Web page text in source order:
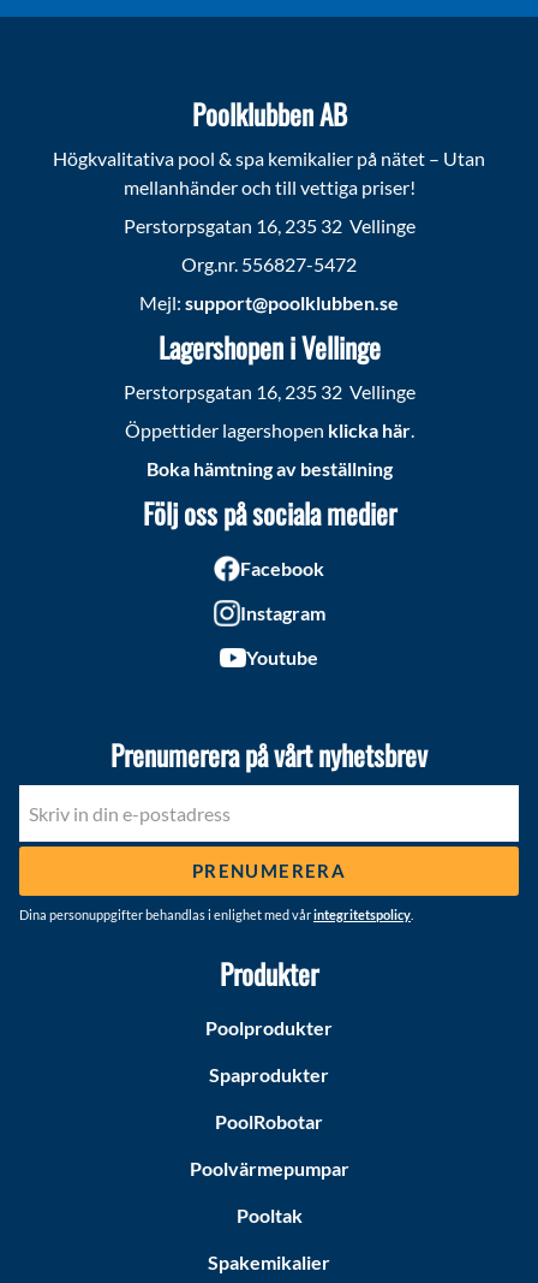
Poolklubben AB
Högkvalitativa pool & spa kemikalier på nätet – Utan
mellanhänder och till vettiga priser!
Perstorpsgatan 16, 235 32 Vellinge
Org.nr. 556827-5472
Mejl: support@poolklubben.se
Lagershopen i Vellinge
Perstorpsgatan 16, 235 32 Vellinge
Öppettider lagershopen klicka här.
Boka hämtning av beställning
Följ oss på sociala medier
Facebook
Instagram
Youtube
Prenumerera på vårt nyhetsbrev
PRENUMERERA
Dina personuppgifter behandlas i enlighet med vårintegritetspolicy
Produkter
Poolprodukter
Spaprodukter
PoolRobotar
Poolvärmepumpar
Pooltak
Spakemikalier